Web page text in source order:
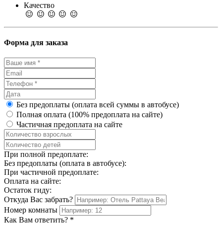
Качество
Форма для заказа
Без предоплаты (оплата всей суммы в автобусе)
Полная оплата (100% предоплата на сайте)
Частичная предоплата на сайте
При полной предоплате:
Без предоплаты (оплата в автобусе):
При частичной предоплате:
Оплата на сайте:
Остаток гиду:
Откуда Вас забрать?
Номер комнаты
Как Вам ответить? *